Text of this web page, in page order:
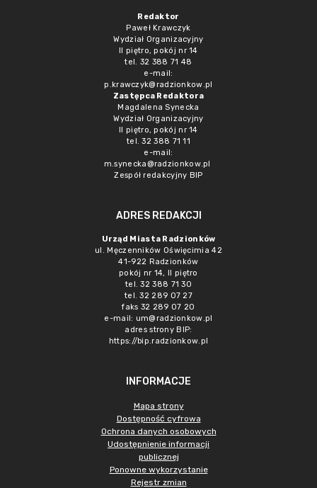
Redaktor
Paweł Krawczyk
Wydział Organizacyjny
II piętro, pokój nr 14
tel. 32 388 71 48
e-mail:
p.krawczyk@radzionkow.pl
Zastępca Redaktora
Magdalena Synecka
Wydział Organizacyjny
II piętro, pokój nr 14
tel. 32 388 71 11
e-mail:
m.synecka@radzionkow.pl
Zespół redakcyjny BIP
ADRES REDAKCJI
Urząd Miasta Radzionków
ul. Męczenników Oświęcimia 42
41-922 Radzionków
pokój nr 14, II piętro
tel. 32 388 71 30
tel. 32 289 07 27
faks 32 289 07 20
e-mail: um@radzionkow.pl
adres strony BIP:
https://bip.radzionkow.pl
INFORMACJE
Mapa strony
Dostępność cyfrowa
Ochrona danych osobowych
Udostępnienie informacji
publicznej
Ponowne wykorzystanie
Rejestr zmian